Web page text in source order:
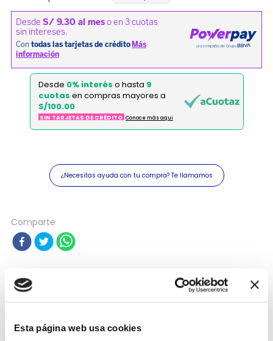
Esta página web usa cookies
Desde 0% interés o hasta 9
cuotas en compras mayores a
S/100.00
SIN TARJETAS DE CRÉDITO Conoce más aqui
¿Necesitas ayuda con tu compra? Te llamamos
Comparte
DESCRIPCIÓN